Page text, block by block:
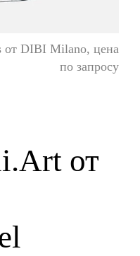
от DIBI Milano, цена
по запросу
от